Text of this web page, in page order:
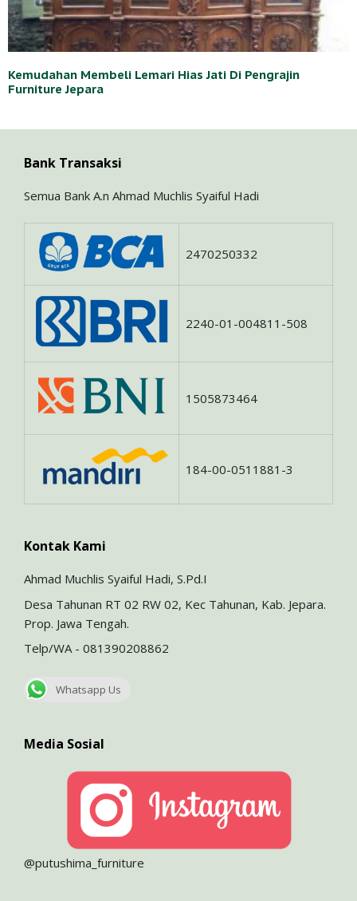
Kemudahan Membeli Lemari Hias Jati Di Pengrajin
Furniture Jepara
Bank Transaksi
Semua Bank A.n Ahmad Muchlis Syaiful Hadi
2470250332
2240-01-004811-508
1505873464
184-00-0511881-3
Kontak Kami
Ahmad Muchlis Syaiful Hadi, S.Pd.I
Desa Tahunan RT 02 RW 02, Kec Tahunan, Kab. Jepara.
Prop. Jawa Tengah.
Telp/WA - 081390208862
Whatsapp Us
Media Sosial
@putushima_furniture